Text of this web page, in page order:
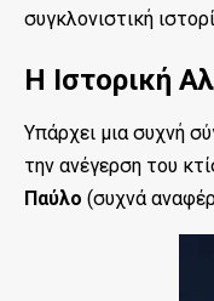
συγκλονιστική
Η Ιστορική
Υπάρχει μια συχνή
την ανέγερση του
Παύλο (συχνά